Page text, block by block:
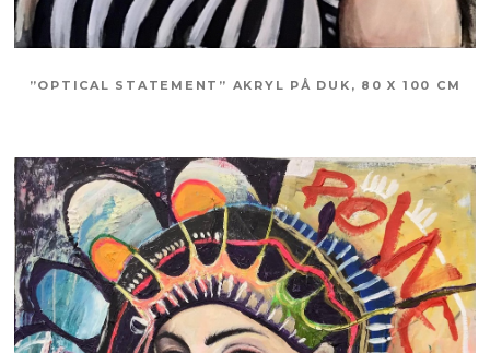
”OPTICAL STATEMENT” AKRYL PÅ DUK, 80 X 100 CM